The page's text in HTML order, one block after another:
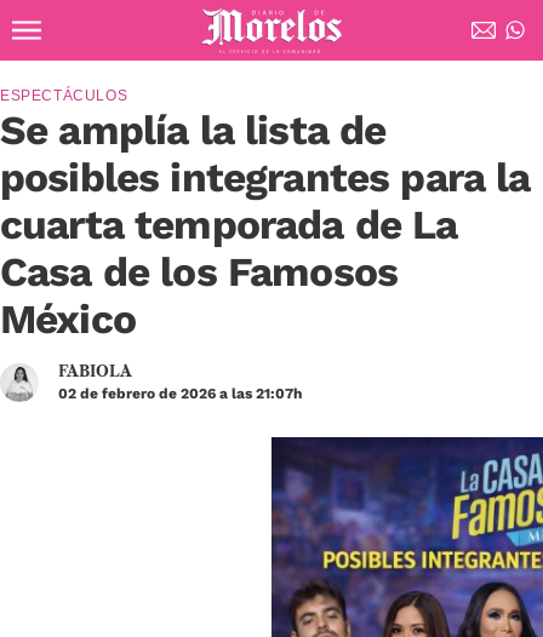
Diario de Morelos
Se amplía la lista de
posibles integrantes para la
cuarta temporada de La
Casa de los Famosos
México
ESPECTÁCULOS
FABIOLA
02 de febrero de 2026 a las 21:07h